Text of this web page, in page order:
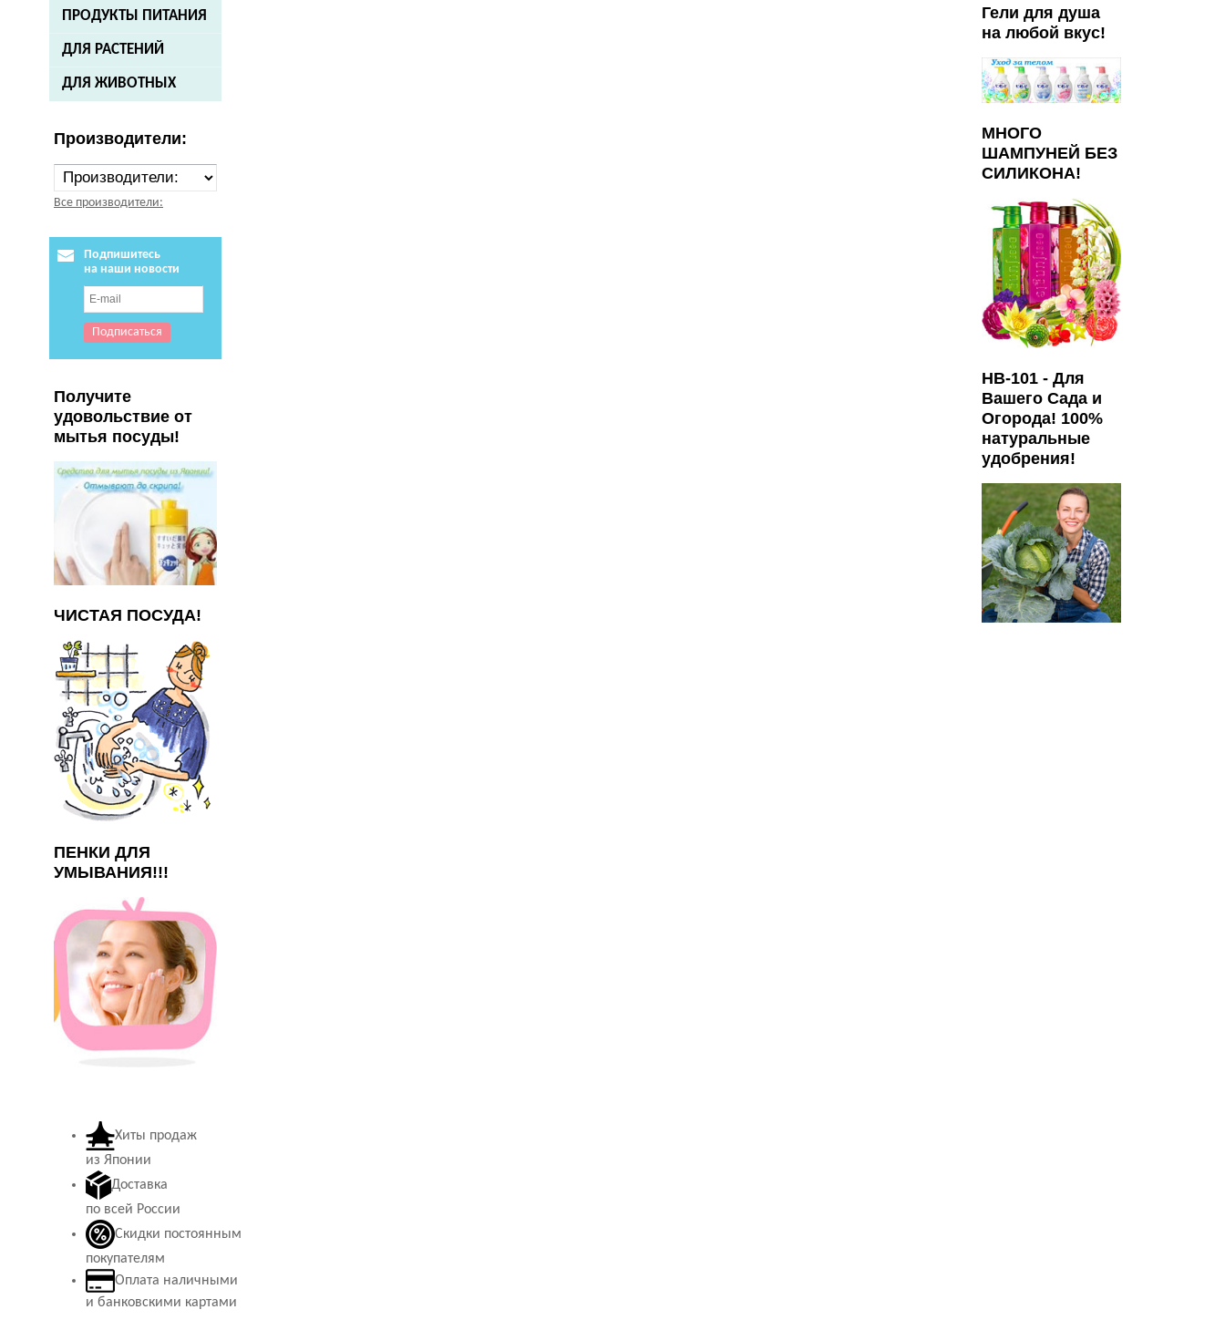
ПРОДУКТЫ ПИТАНИЯ
ДЛЯ РАСТЕНИЙ
ДЛЯ ЖИВОТНЫХ
Производители:
Все производители:
Подпишитесь
на наши новости
Получите
удовольствие от
мытья посуды!
ЧИСТАЯ ПОСУДА!
ПЕНКИ ДЛЯ
УМЫВАНИЯ!!!
Гели для душа
на любой вкус!
МНОГО
ШАМПУНЕЙ БЕЗ
СИЛИКОНА!
HB-101 - Для
Вашего Сада и
Огорода! 100%
натуральные
удобрения!
Хиты продаж
из Японии
Доставка
по всей России
Скидки постоянным
покупателям
Оплата наличными
и банковскими картами